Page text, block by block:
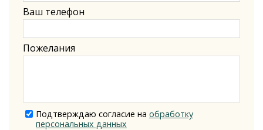
Ваш телефон
Пожелания
Подтверждаю согласие на обработку
персональных данных